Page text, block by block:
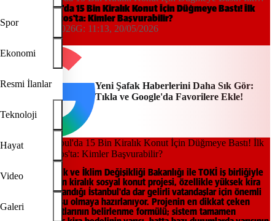
Spor
Ekonomi
Resmi İlanlar
Teknoloji
Hayat
Video
Galeri
Kuralar Ağustos'ta: Kimler Başvurabilir?
TOKİ İstanbul'da 15 Bin Kiralık Konut İçin Düğmeye Bastı! İlk
Kuralar Ağustos'ta: Kimler Başvurabilir?
11:13, 20/05/2026G: 11:13, 20/05/2026
Yeni Şafak Haberlerini Daha Sık Gör:
Tıkla ve Google'da Favorilere Ekle!
Çevre, Şehircilik ve İklim Değişikliği Bakanlığı ile TOKİ iş birliğiyle
hayata geçirilen kiralık sosyal konut projesi, özellikle yüksek kira
fiyatlarının yaşandığı İstanbul'da dar gelirli vatandaşlar için önemli
bir nefes borusu olmaya hazırlanıyor. Projenin en dikkat çeken
yönü, kira fiyatlarının belirlenme formülü; sistem tamamen